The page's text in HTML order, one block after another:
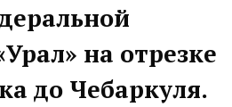
на отрезке
до Чебаркуля.